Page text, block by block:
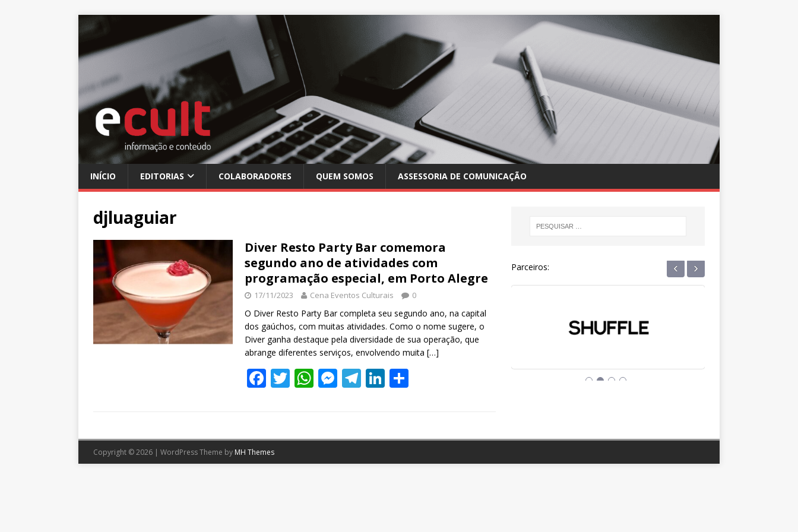
INÍCIO EDITORIAS COLABORADORES QUEM SOMOS ASSESSORIA DE COMUNICAÇÃO
djluaguiar
Diver Resto Party Bar comemora
segundo ano de atividades com
programação especial, em Porto Alegre
17/11/2023 Cena Eventos Culturais 0
O Diver Resto Party Bar completa seu segundo ano, na capital
dos gaúchos, com muitas atividades. Como o nome sugere, o
Diver ganha destaque pela diversidade de sua operação, que
abrange diferentes serviços, envolvendo muita […]
F
ac
b
o
o
T
w
er
W
h
s
p
M
e
e
g
T
el
gr
m
Li
n
e
n
e
Parceiros: ‹ ›
Copyright © 2026 | WordPress Theme by MH Themes